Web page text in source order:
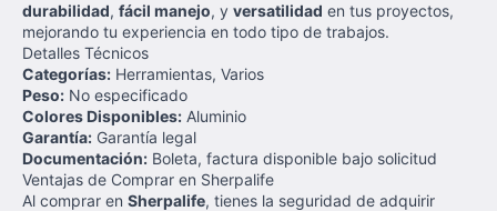
durabilidad, fácil manejo, y versatilidad en tus proyectos,
mejorando tu experiencia en todo tipo de trabajos.
Detalles Técnicos
Categorías: Herramientas, Varios
Peso: No especificado
Colores Disponibles: Aluminio
Garantía: Garantía legal
Documentación: Boleta, factura disponible bajo solicitud
Ventajas de Comprar en Sherpalife
Al comprar en Sherpalife, tienes la seguridad de adquirir